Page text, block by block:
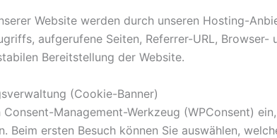
Website werden durch unseren Hosting-
aufgerufene Seiten, Referrer-URL,
Bereitstellung der Website.
(Cookie-Banner)
Consent-Management-Werkzeug (WPConsent)
Beim ersten Besuch können Sie auswählen,